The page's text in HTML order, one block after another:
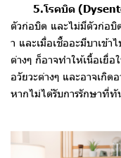
5.โรคบิด
ตัวก่อบิด และไม่มีตัวก่อบิ
า และเมื่อเชื้ออะมีบาเข้า
ต่างๆ ก็อาจทำให้เนื้อเยื่
อวัยวะต่างๆ และอาจเกิด
หากไม่ได้รับการรักษาที่